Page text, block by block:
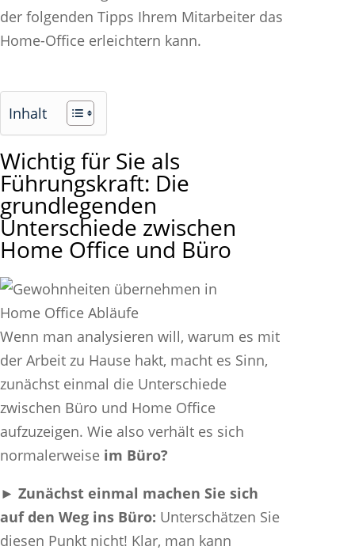
der folgenden Tipps Ihrem Mitarbeiter das
Home-Office erleichtern kann.
Inhalt
Wichtig für Sie als
Führungskraft: Die
grundlegenden
Unterschiede zwischen
Home Office und Büro
Wenn man analysieren will, warum es mit
der Arbeit zu Hause hakt, macht es Sinn,
zunächst einmal die Unterschiede
zwischen Büro und Home Office
aufzuzeigen. Wie also verhält es sich
normalerweise im Büro?
► Zunächst einmal machen Sie sich
auf den Weg ins Büro: Unterschätzen Sie
diesen Punkt nicht! Klar, man kann